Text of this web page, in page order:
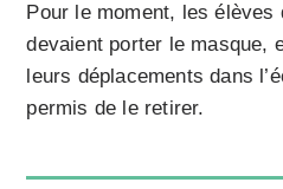
Pour le moment, les élèves
devaient porter le masque,
leurs déplacements dans
permis de le retirer.